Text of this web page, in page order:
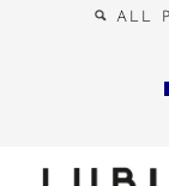
ALL